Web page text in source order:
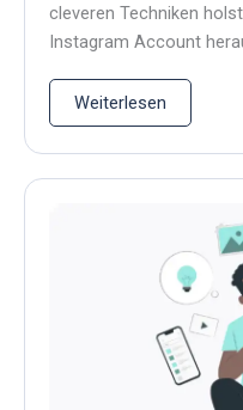
cleveren Techniken
Instagram Account
Weiterlesen